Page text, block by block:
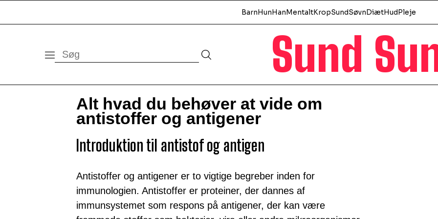
Sund
BarnHunHanMentaltKropSundSøvnDiætHudPleje
Alt hvad du behøver at vide om
antistoffer og antigener
Introduktion til antistof og antigen
Antistoffer og antigener er to vigtige begreber inden for
immunologien. Antistoffer er proteiner, der dannes af
immunsystemet som respons på antigener, der kan være